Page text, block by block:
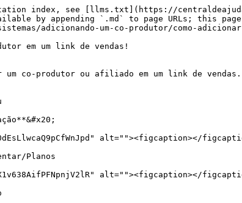
index, see [llms.txt](https://
by appending `.md` to page URLs; this
adicionando-um-co-produtor/como-
em um link de vendas!
um co-produtor ou afiliado em um link de vendas.
alt=""><figcaption></
Planos
alt=""><figcaption></